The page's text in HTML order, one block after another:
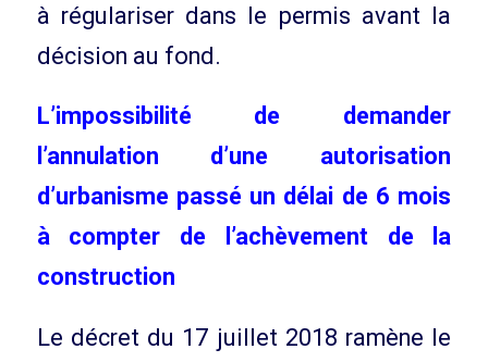
à régulariser dans le permis avant la
décision au fond.
L’impossibilité de demander
l’annulation d’une autorisation
d’urbanisme passé un délai de 6 mois
à compter de l’achèvement de la
construction
Le décret du 17 juillet 2018 ramène le